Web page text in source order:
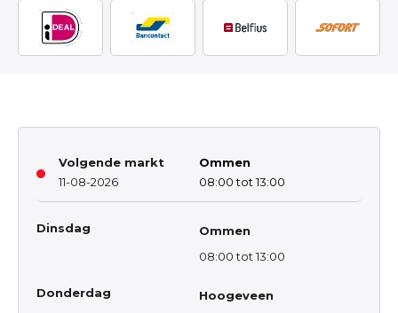
Volgende markt
11-08-2026
Ommen
08:00 tot 13:00
Dinsdag
Ommen
08:00 tot 13:00
Donderdag
Hoogeveen